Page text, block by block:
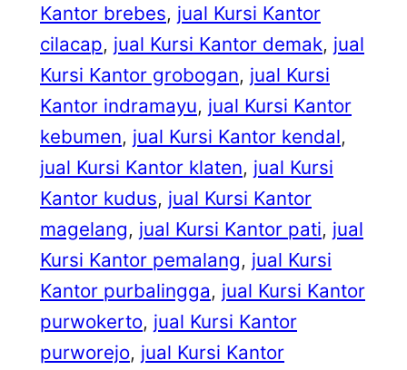
Kantor brebes, jual Kursi Kantor
cilacap, jual Kursi Kantor demak, jual
Kursi Kantor grobogan, jual Kursi
Kantor indramayu, jual Kursi Kantor
kebumen, jual Kursi Kantor kendal
jual Kursi Kantor klaten, jual Kursi
Kantor kudus, jual Kursi Kantor
magelang, jual Kursi Kantor pati, jual
Kursi Kantor pemalang, jual Kursi
Kantor purbalingga, jual Kursi Kantor
purwokerto, jual Kursi Kantor
purworejo, jual Kursi Kantor